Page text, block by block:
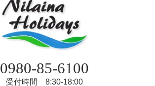
0980-85-6100
受付時間 8:30-18:00